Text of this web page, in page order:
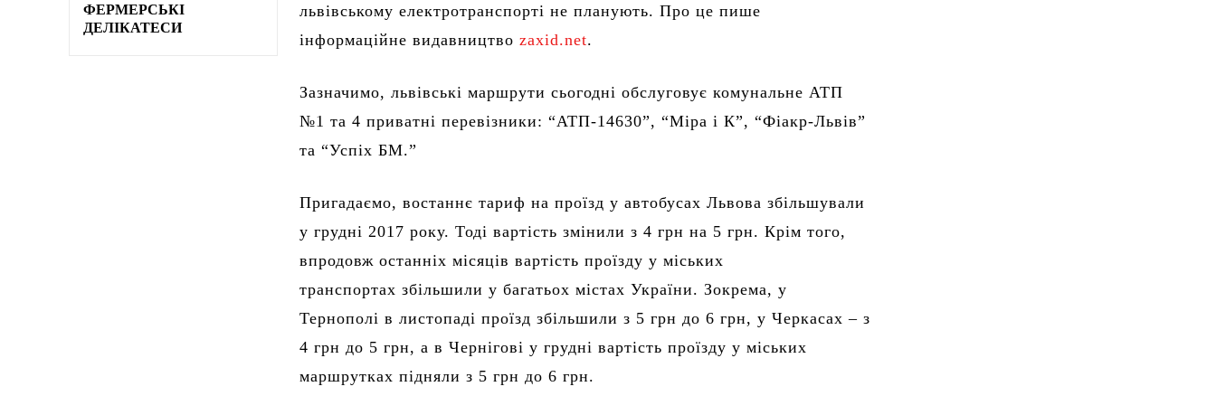
ФЕРМЕРСЬКІ
ДЕЛІКАТЕСИ
львівському електротранспорті не планують. Про це пише
інформаційне видавництвоzaxid.net.
Зазначимо, львівські маршрути сьогодні обслуговує комунальне АТП
№1 та 4 приватні перевізники: “АТП-14630”, “Міра і К”, “Фіакр-Львів”
та “Успіх БМ.”
Пригадаємо, востаннє тариф на проїзд у автобусах Львова збільшували
у грудні 2017 року. Тоді вартість змінили з 4 грн на 5 грн. Крім того,
впродовж останніх місяців вартість проїзду у міських
транспортах збільшили у багатьох містах України. Зокрема, у
Тернополі в листопаді проїзд збільшили з 5 грн до 6 грн, у Черкасах – з
4 грн до 5 грн, а в Чернігові у грудні вартість проїзду у міських
маршрутках підняли з 5 грн до 6 грн.